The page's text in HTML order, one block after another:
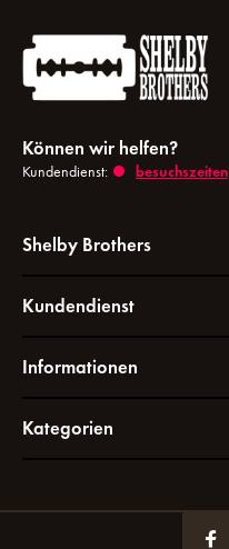
Können wir helfen?
Kundendienst: besuchszeiten
Shelby Brothers
Kundendienst
Informationen
Kategorien